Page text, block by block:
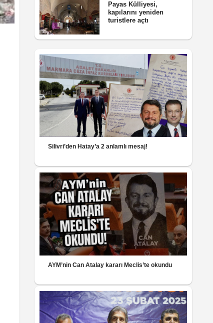
Payas Külliyesi,
kapılarını yeniden
turistlere açtı
Silivri’den Hatay’a 2 anlamlı mesaj!
AYM’nin Can Atalay kararı Meclis’te okundu